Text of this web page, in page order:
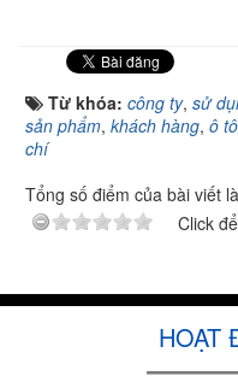
Từ khóa: công ty, sử
sản phẩm, khách hàng, ô tô
chí
Tổng số điểm của bài viết
Click
HOẠT